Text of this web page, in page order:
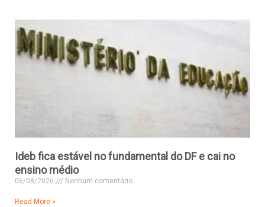
Ideb fica estável no fundamental do DF e cai no
ensino médio
06/08/2026 Nenhum comentário
Read More »